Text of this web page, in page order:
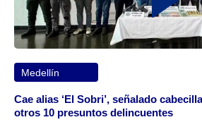
Medellín
Cae alias ‘El Sobri’, señalado
otros 10 presuntos delincuentes